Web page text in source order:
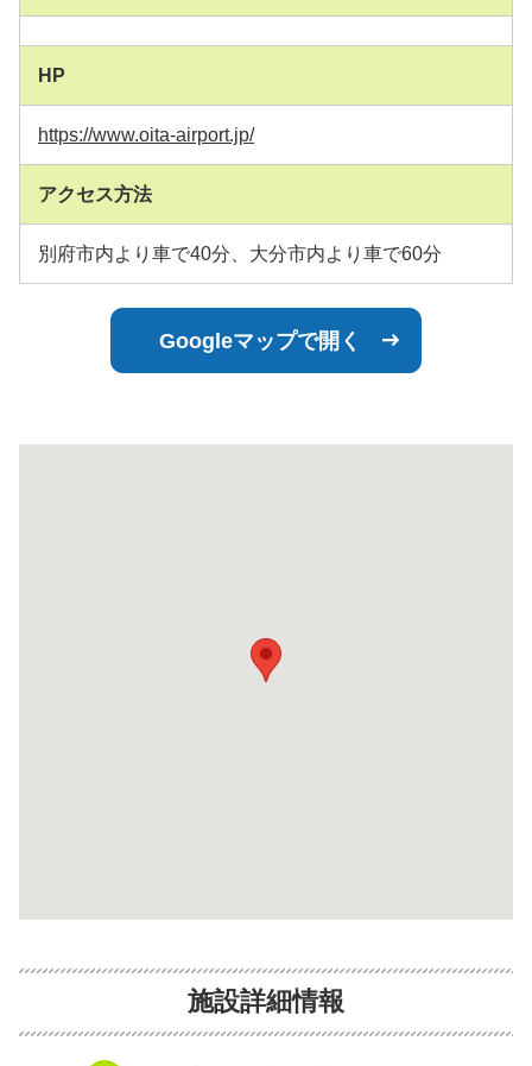
HP
https://www.oita-airport.jp/
アクセス方法
別府市内より車で40分、大分市内より車で60分
Googleマップで開く
施設詳細情報